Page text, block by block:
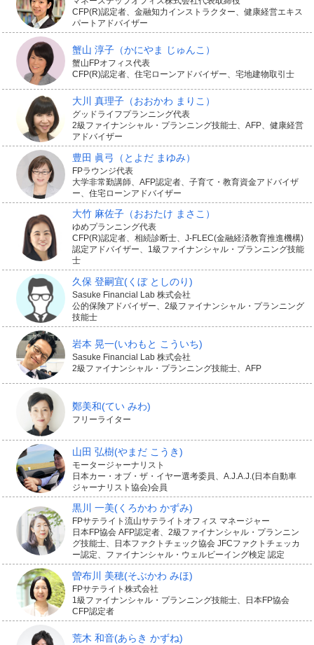
予定など、その後の人生でかかるお金を計算してから保
険金額を設定するとよいですね。
また、多くの収入保障保険には高度障害への保障もつい
ています。病気やケガで両眼を失明したときや介護が必
要な障害を負ったときなどに、死亡保険金と同額の保険
金を受け取れるものです。公的な障害保険の上乗せとし
て備えることもできそうです。
必要な保障を合理的に備えられる
収入保障保険は保険期間が「10年間」「60歳まで」など
一定期間に限られます。その間に亡くなれば保険金を受
け取れるものの、生きて保険期間を終えると保険金はお
りず、支払った保険料は戻ってきません。つまり「掛捨
て型」の保険です。
また契約時に指定する保険金額は、「3000万円」のよう
に万が一の際に受け取る総額ではなく、「毎月20万円」
のように、その後から保険期間が終わるまでに受け取る
月額とするのが原則です。
ですから、契約から無事に年数が経過するにつれて、も
しものときに受け取れる保険金の総額は少なくなってい
くしくみです。
こうしたしくみから、子育て中やマイホームを買うまで
の間など、家族にかかる生活費の負担が大きい期間や、
公的な保障の上乗せがほしい期間に合わせて、収入保障
CFP(R)認定者、金融知力インストラクター、健康経営エキス
パートアドバイザー
蟹山 淳子 （かにやま じゅんこ）
蟹山FPオフィス代表
CFP(R)認定者、住宅ローンアドバイザー、宅地建物取引士
大川 真理子 （おおかわ まりこ）
グッドライフプランニング代表
2級ファイナンシャル・プランニング技能士、AFP、健康経営
アドバイザー
豊田 眞弓 （とよだ まゆみ）
FPラウンジ代表
大学非常勤講師、AFP認定者、子育て・教育資金アドバイザ
ー、住宅ローンアドバイザー
大竹 麻佐子 （おおたけ まさこ）
ゆめプランニング代表
CFP(R)認定者、相続診断士、J-FLEC(金融経済教育推進機構)
認定アドバイザー、1級ファイナンシャル・プランニング技能
士
久保 登嗣宜(くぼ としのり)
Sasuke Financial Lab 株式会社
公的保険アドバイザー、2級ファイナンシャル・プランニング
技能士
岩本 晃一(いわもと こういち)
Sasuke Financial Lab 株式会社
2級ファイナンシャル・プランニング技能士、AFP
鄭美和(てい みわ)
フリーライター
山田 弘樹(やまだ こうき)
モータージャーナリスト
日本カー・オブ・ザ・イヤー選考委員、A.J.A.J.(日本自動車
ジャーナリスト協会)会員
黒川 一美(くろかわ かずみ)
FPサテライト流山サテライトオフィス マネージャー
日本FP協会 AFP認定者、2級ファイナンシャル・プランニン
グ技能士、日本ファクトチェック協会 JFCファクトチェッカ
ー認定、ファイナンシャル・ウェルビーイング検定 認定
曽布川 美穂(そぶかわ みほ)
FPサテライト株式会社
1級ファイナンシャル・プランニング技能士、日本FP協会
CFP認定者
荒木 和音(あらき かずね)